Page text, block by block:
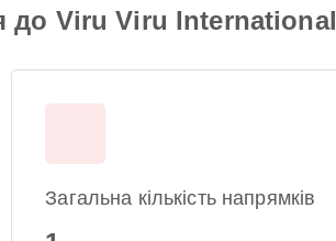
до Viru Viru
Загальна кількість напрямків